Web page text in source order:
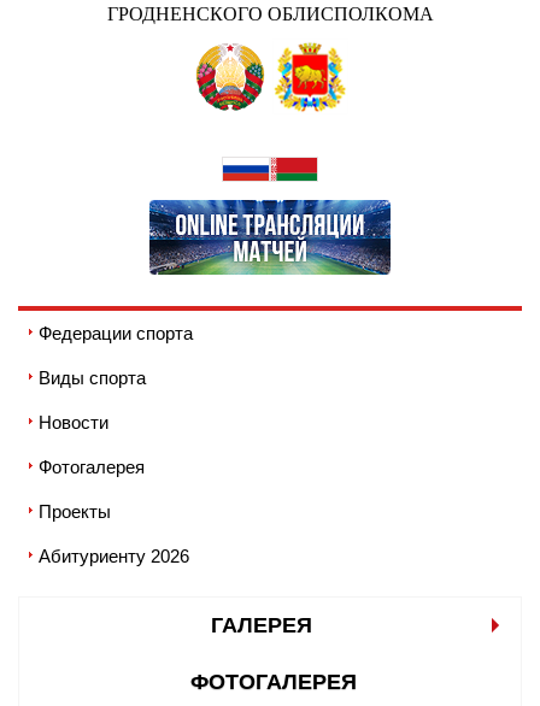
ГРОДНЕНСКОГО ОБЛИСПОЛКОМА
Федерации спорта
Виды спорта
Новости
Фотогалерея
Проекты
Абитуриенту 2026
ГАЛЕРЕЯ
ФОТОГАЛЕРЕЯ